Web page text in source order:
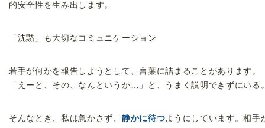
的安全性を生み出します。
「沈黙」も大切なコミュニケーション
若手が何かを報告しようとして、言葉に詰まることがあります。
「えーと、その、なんというか…」と、うまく説明できずにいる
そんなとき、私は急かさず、 静かに待つようにしています。相手